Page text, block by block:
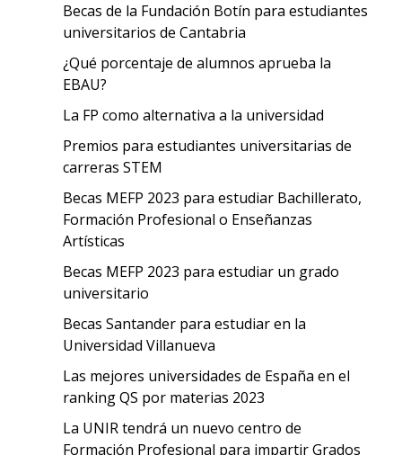
Becas de la Fundación Botín para estudiantes
universitarios de Cantabria
¿Qué porcentaje de alumnos aprueba la
EBAU?
La FP como alternativa a la universidad
Premios para estudiantes universitarias de
carreras STEM
Becas MEFP 2023 para estudiar Bachillerato,
Formación Profesional o Enseñanzas
Artísticas
Becas MEFP 2023 para estudiar un grado
universitario
Becas Santander para estudiar en la
Universidad Villanueva
Las mejores universidades de España en el
ranking QS por materias 2023
La UNIR tendrá un nuevo centro de
Formación Profesional para impartir Grados